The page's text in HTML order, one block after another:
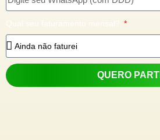
Qual seu faturamento mensal?
QUERO